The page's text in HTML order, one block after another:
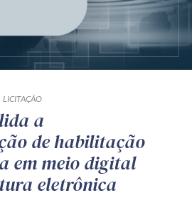
LICITAÇÃO
a
de habilitação
em meio digital
eletrônica